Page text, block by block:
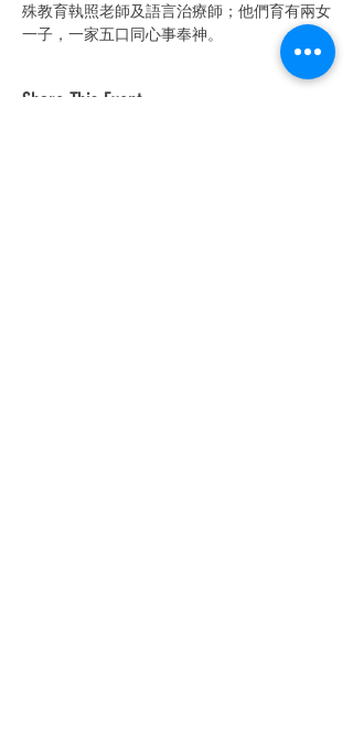
殊教育執照老師及語言治療師；他們育有兩女
一子，一家五口同心事奉神。
Share This Event